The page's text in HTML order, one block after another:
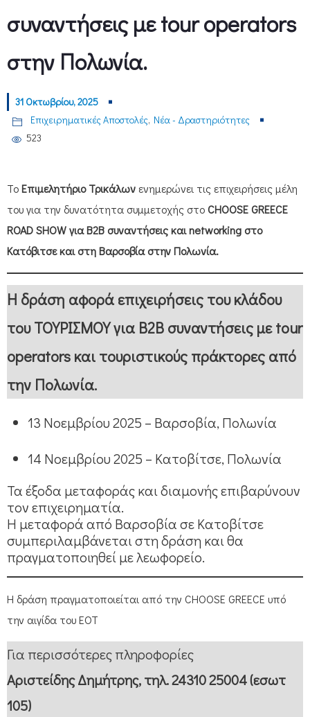
συναντήσεις με tour operators
στην Πολωνία.
31 Οκτωβρίου, 2025
Επιχειρηματικές Αποστολές, Νέα - Δραστηριότητες
523
ΤοΕπιμελητήριο Τρικάλων ενημερώνει τις επιχειρήσεις μέλη
του για την δυνατότητα συμμετοχής στο CHOOSE GREECE
ROAD SHOW για B2B συναντήσεις και networking στο
Κατόβιτσε και στη Βαρσοβία στην Πολωνία.
Η δράση αφορά επιχειρήσεις του κλάδου
του ΤΟΥΡΙΣΜΟΥ για B2B συναντήσεις με tour
operators και τουριστικούς πράκτορες από
την Πολωνία.
13 Νοεμβρίου 2025 – Βαρσοβία, Πολωνία
14 Νοεμβρίου 2025 – Κατοβίτσε, Πολωνία
Τα έξοδα μεταφοράς και διαμονής επιβαρύνουν
τον επιχειρηματία.
Η μεταφορά από Βαρσοβία σε Κατοβίτσε
συμπεριλαμβάνεται στη δράση και θα
πραγματοποιηθεί με λεωφορείο.
Η δράση πραγματοποιείται από την CHOOSE GREECE υπό
την αιγίδα του ΕΟΤ
Για περισσότερες πληροφορίες
Αριστείδης Δημήτρης, τηλ. 24310 25004 (εσωτ
105)